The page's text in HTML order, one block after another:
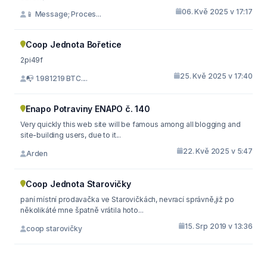
📱 Message; Proces... 06. Kvě 2025 v 17:17
Coop Jednota Bořetice
2pi49f
📭 1.981219 BTC.... 25. Kvě 2025 v 17:40
Enapo Potraviny ENAPO č. 140
Very quickly this web site will be famous among all blogging and
site-building users, due to it...
Arden 22. Kvě 2025 v 5:47
Coop Jednota Starovičky
paní místní prodavačka ve Starovičkách, nevrací správně,již po
několikáté mne špatně vrátila hoto...
coop starovičky 15. Srp 2019 v 13:36